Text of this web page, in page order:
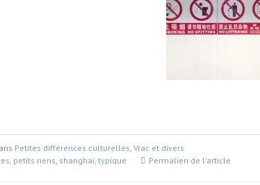
Petites différences culturelles,Vrac et divers
, petits riens, shanghaï, typique Permalien de l'article